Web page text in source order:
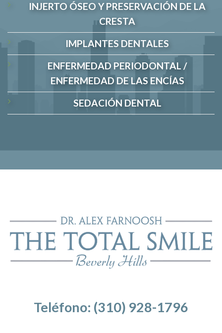
INJERTO ÓSEO Y PRESERVACIÓN DE LA
CRESTA
IMPLANTES DENTALES
ENFERMEDAD PERIODONTAL /
ENFERMEDAD DE LAS ENCÍAS
SEDACIÓN DENTAL
Teléfono: (310) 928-1796